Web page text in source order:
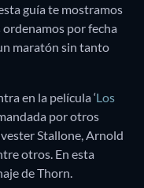
guía te mostramos
ordenamos por fecha
maratón sin tanto
en la película ‘Los
por otros
Stallone, Arnold
otros. En esta
de Thorn.